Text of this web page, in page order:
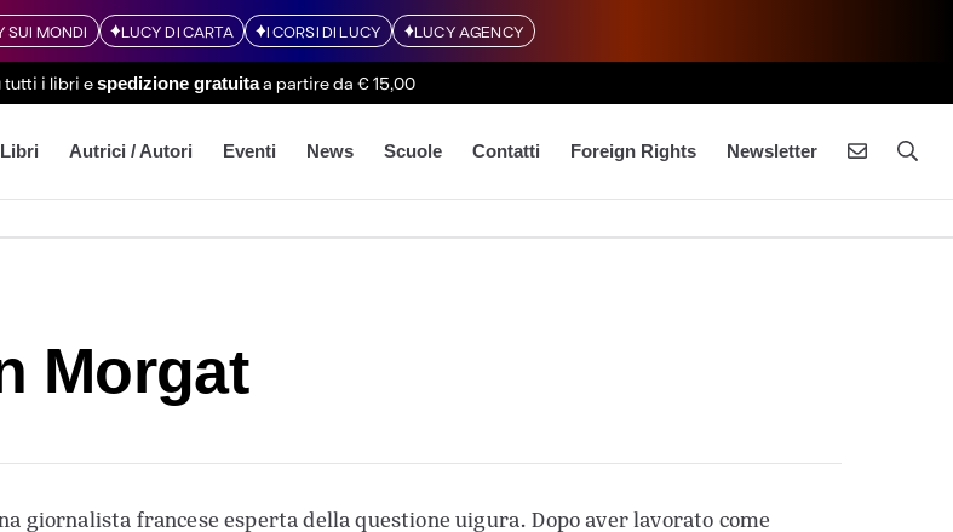
SUI MONDI LUCY DI CARTA I CORSI DI LUCY LUCY AGENCY
tutti i libri espedizione gratuitaa partire da € 15,00
Libri Autrici / Autori Eventi News Scuole Contatti Foreign Rights Newsletter
Morgat
giornalista francese esperta della questione uigura. Dopo aver lavorato come